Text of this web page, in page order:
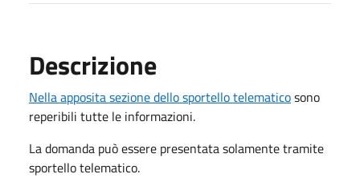
Descrizione
Nella apposita sezione dello sportello telematicosono
reperibili tutte le informazioni.
La domanda può essere presentata solamente tramite
sportello telematico.